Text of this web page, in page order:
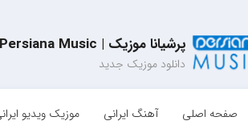
پرشیانا موزیک | Persiana Music
دانلود موزیک جدید
صفحه اصلی آهنگ ایرانی موزیک ویدیو